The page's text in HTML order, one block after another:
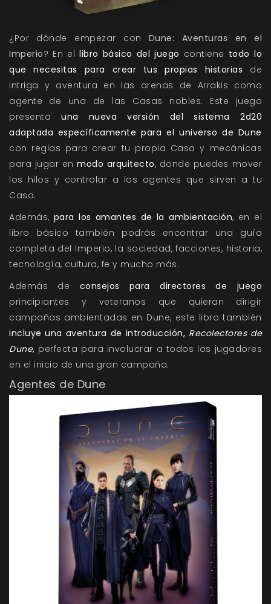
¿Por dónde empezar con Dune: Aventuras en el
Imperio? En ellibro básico del juego contiene todo lo
que necesitas para crear tus propias historias de
intriga y aventura en las arenas de Arrakis como
agente de una de las Casas nobles. Este juego
presentauna nueva versión del sistema 2d20
adaptada específicamente para el universo de Dune
con reglas para crear tu propia Casa y mecánicas
para jugar enmodo arquitecto, donde puedes mover
los hilos y controlar a los agentes que sirven a tu
Casa.
Además, para los amantes de la ambientación, en el
libro básico también podrás encontrar una guía
completa del Imperio, la sociedad, facciones, historia,
tecnología, cultura, fe y mucho más.
Además de consejos para directores de juego
principiantes y veteranos que quieran dirigir
campañas ambientadas en Dune, este libro también
incluye una aventura de introducción, Recolectores de
Dune, perfecta para involucrar a todos los jugadores
en el inicio de una gran campaña.
Agentes de Dune